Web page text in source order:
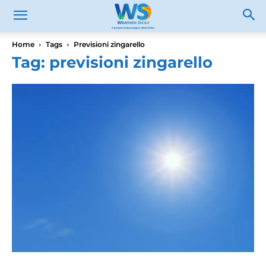
Home Tags Previsioni zingarello
Tag: previsioni zingarello